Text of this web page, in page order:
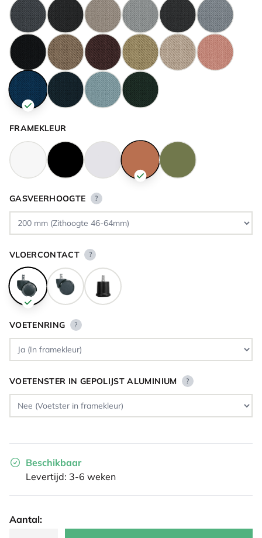
FRAMEKLEUR
GASVEERHOOGTE ?
VLOERCONTACT ?
VOETENRING ?
VOETENSTER IN GEPOLIJST ALUMINIUM ?
Beschikbaar
Levertijd: 3-6 weken
Aantal: